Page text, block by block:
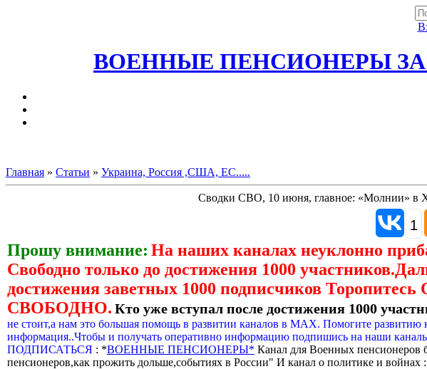
ВОЕННЫЕ ПЕНСИОНЕРЫ
Главная » Статьи » Украина, Россия ,США, ЕС.....
Сводки СВО, 10 июня, главное: «Молнии» в
1
Прошу внимание: На наших каналах неуклонно
Свободно только до достижения 1000
достижения заветных 1000 подписчиков
СВОБОДНО. Кто уже вступал после достижения 1000
не стоит,а нам это большая помощь в развитии каналов в МАХ. Помогите
информация..Чтобы и получать оперативно информацию подпишись на наши
ПОДПИСАТЬСЯ : *ВОЕННЫЕ ПЕНСИОНЕРЫ* Канал для Военных
пенсионеров,как прожить дольше,событиях в России" И канал о политике и войнах